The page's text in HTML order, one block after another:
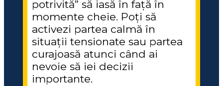
potrivită” să iasă în față în
momente cheie. Poți să
activezi partea calmă în
situații tensionate sau partea
curajoasă atunci când ai
nevoie să iei decizii
importante.